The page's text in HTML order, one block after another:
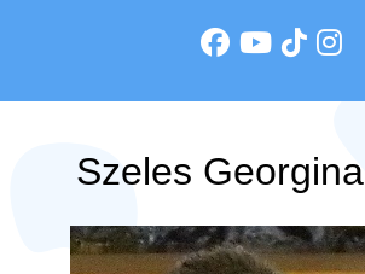
Szeles Georgina